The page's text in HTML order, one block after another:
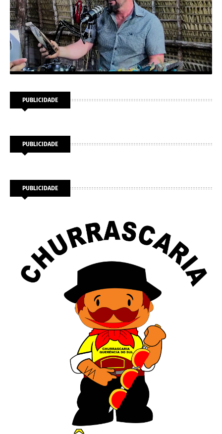
PUBLICIDADE
PUBLICIDADE
PUBLICIDADE